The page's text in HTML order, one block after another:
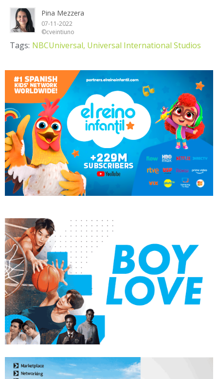
Pina Mezzera
07-11-2022
©cveintiuno
Tags: NBCUniversal, Universal International Studios